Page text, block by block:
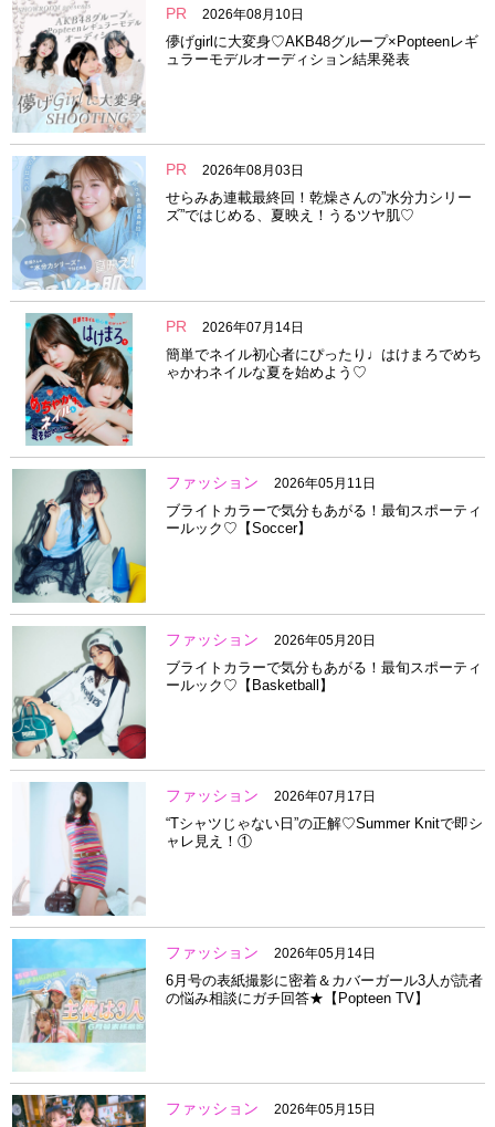
PR 2026年08月10日
儚げgirlに大変身♡AKB48グループ×Popteenレギ
ュラーモデルオーディション結果発表
PR 2026年08月03日
せらみあ連載最終回！乾燥さんの”水分力シリー
ズ”ではじめる、夏映え！うるツヤ肌♡
PR 2026年07月14日
簡単でネイル初心者にぴったり♩はけまろでめち
ゃかわネイルな夏を始めよう♡
ファッション 2026年05月11日
ブライトカラーで気分もあがる！最旬スポーティ
ールック♡【Soccer】
ファッション 2026年05月20日
ブライトカラーで気分もあがる！最旬スポーティ
ールック♡【Basketball】
ファッション 2026年07月17日
“Tシャツじゃない日”の正解♡Summer Knitで即シ
ャレ見え！①
ファッション 2026年05月14日
6月号の表紙撮影に密着＆カバーガール3人が読者
の悩み相談にガチ回答★【Popteen TV】
ファッション 2026年05月15日